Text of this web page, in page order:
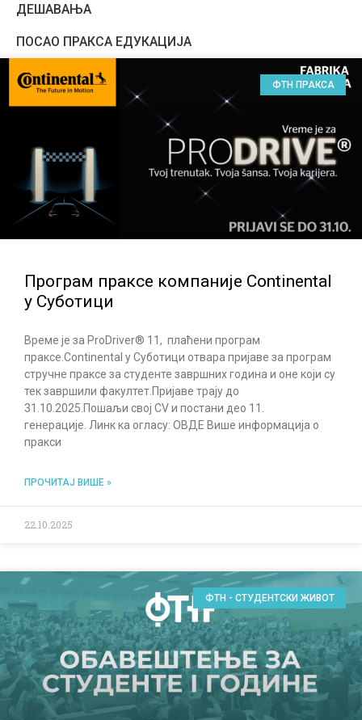
ДЕШАВАЊА
ПОСАО ПРАКСА ЕДУКАЦИЈА
ФТН ПРАКСА
Програм праксе компаније Continental
у Суботици
Време је за ProDriver® 11, плаћени програм
праксе.Continental у Суботици отвара пријаве за програм
стручне праксе за студенте завршних година и оне који су
тек завршили факултет.Пријаве трају до
31.10.2025.Пошаљи свој CV и постани део 11.
генерације. Линк ка огласу: ОВДЕ Више информација о
пракси
ПРОЧИТАЈ ВИШЕ »
22.10.2025
ФТН - СТУДЕНТСКИ ЖИВОТ